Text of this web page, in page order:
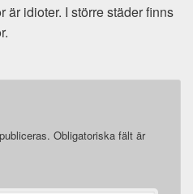
är idioter. I större städer finns
Obligatoriska fält är